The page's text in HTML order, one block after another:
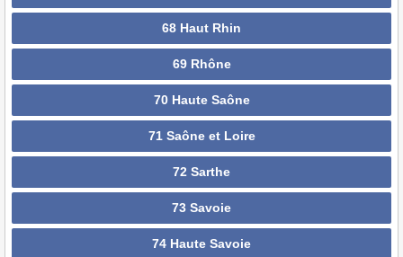
68 Haut Rhin
69 Rhône
70 Haute Saône
71 Saône et Loire
72 Sarthe
73 Savoie
74 Haute Savoie